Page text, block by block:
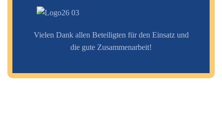
Vielen Dank allen Beteiligten für den Einsatz und
die gute Zusammenarbeit!